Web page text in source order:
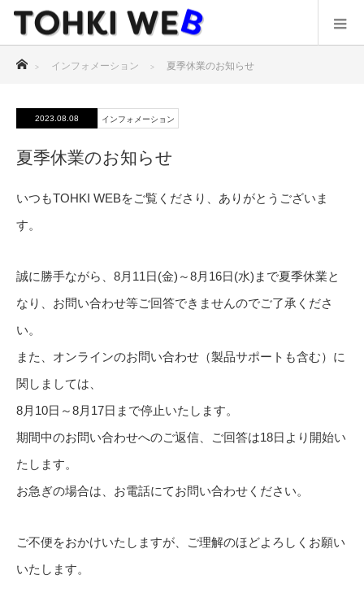
インフォメーション 夏季休業のお知らせ
2023.08.08 インフォメーション
夏季休業のお知らせ
いつもTOHKI WEBをご覧くださり、ありがとうございま
す。
誠に勝手ながら、8月11日(金)～8月16日(水)まで夏季休業と
なり、お問い合わせ等ご回答できませんのでご了承くださ
い。
また、オンラインのお問い合わせ（製品サポートも含む）に
関しましては、
8月10日～8月17日まで停止いたします。
期間中のお問い合わせへのご返信、ご回答は18日より開始い
たします。
お急ぎの場合は、お電話にてお問い合わせください。
ご不便をおかけいたしますが、ご理解のほどよろしくお願い
いたします。